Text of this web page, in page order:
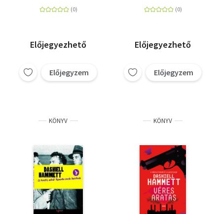
Előjegyezhető
Előjegyzem
Előjegyezhető
Előjegyzem
KÖNYV KÖNYV